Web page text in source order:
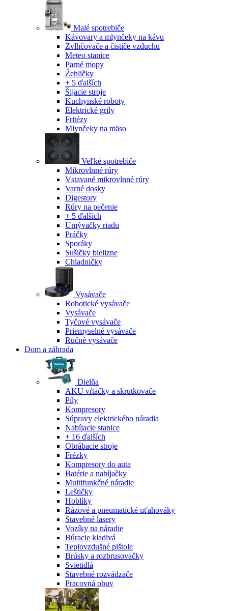
Malé spotrebiče
Kávovary a mlynčeky na kávu
Zvlhčovače a čističe vzduchu
Meteo stanice
Parné mopy
Žehličky
+ 5 ďalších
Šijacie stroje
Kuchynské roboty
Elektrické grily
Fritézy
Mlynčeky na mäso
Veľké spotrebiče
Mikrovlnné rúry
Vstavané mikrovlnné rúry
Varné dosky
Digestory
Rúry na pečenie
+ 5 ďalších
Umývačky riadu
Práčky
Sporáky
Sušičky bielizne
Chladničky
Vysávače
Robotické vysávače
Vysávače
Tyčové vysávače
Priemyselné vysávače
Ručné vysávače
Dom a záhrada
Dielňa
AKU vŕtačky a skrutkovače
Píly
Kompresory
Súpravy elektrického náradia
Nabíjacie stanice
+ 16 ďalších
Obrábacie stroje
Frézky
Kompresory do auta
Batérie a nabíjačky
Multifunkčné náradie
Leštičky
Hoblíky
Rázové a pneumatické uťahováky
Stavebné lasery
Vozíky na náradie
Búracie kladivá
Teplovzdušné pištole
Brúsky a rozbrusovačky
Svietidlá
Stavebné rozvádzače
Pracovná obuv